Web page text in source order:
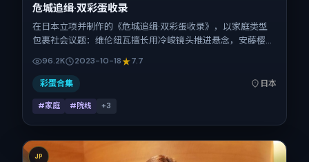
危城追缉·双彩蛋收录
在日本立项并制作的《危城追缉·双彩蛋收录》，以家庭类型
包裹社会议题：维伦纽瓦擅长用冷峻镜头推进悬念，安藤樱、
一。上映时间：2023-10-18；片长158分钟；适合关注现实质
感与类型片结构的观众。
96.2K 2023-10-18 7.7
彩蛋合集 日本
#家庭 #院线 +3
JP